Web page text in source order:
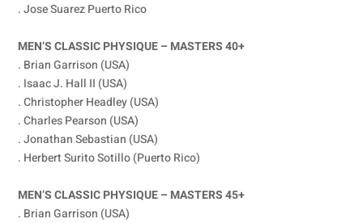
. Jose Suarez Puerto Rico
MEN’S CLASSIC PHYSIQUE – MASTERS 40+
. Brian Garrison (USA)
. Isaac J. Hall II (USA)
. Christopher Headley (USA)
. Charles Pearson (USA)
. Jonathan Sebastian (USA)
. Herbert Surito Sotillo (Puerto Rico)
MEN’S CLASSIC PHYSIQUE – MASTERS 45+
. Brian Garrison (USA)